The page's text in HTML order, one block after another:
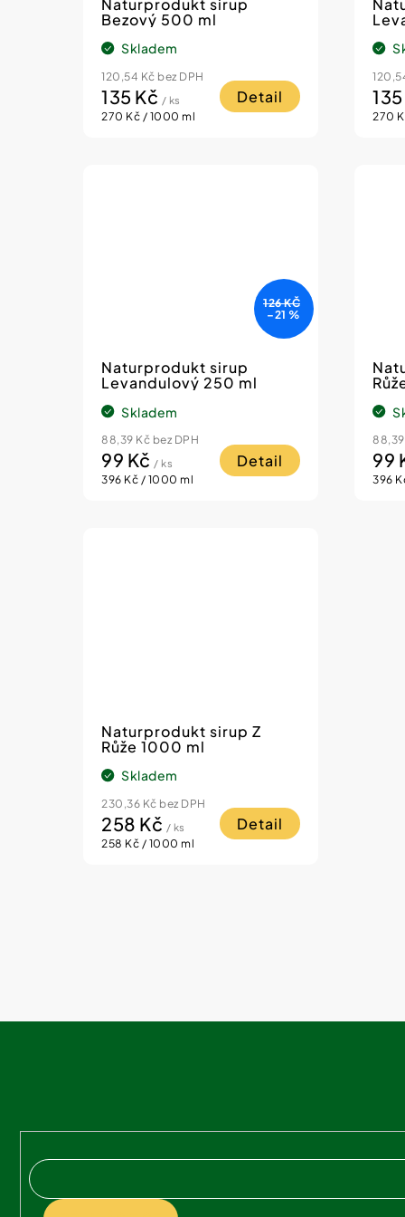
Naturprodukt sirup
Bezový 500 ml
Skladem
120,54 Kč bez DPH
135 Kč / ks
Měrná
270 Kč / 1000 ml
Detail
Měrná
270
126 KČ
–21 %
Naturprodukt sirup
Levandulový 250 ml
Skladem
88,39 Kč bez DPH
99 Kč / ks
Měrná
396 Kč / 1000 ml
Detail
88,39
99
Měrná
396
Naturprodukt sirup Z
Růže 1000 ml
Skladem
230,36 Kč bez DPH
258 Kč / ks
Měrná
258 Kč / 1000 ml
Detail